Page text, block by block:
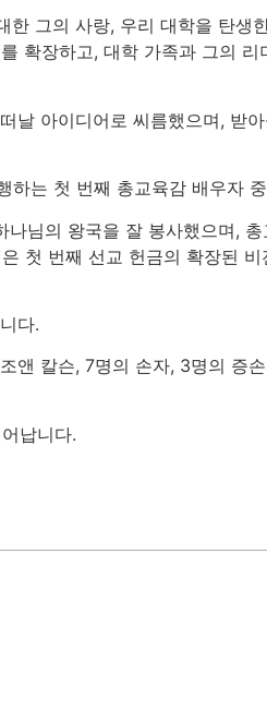
그의 사랑, 우리 대학을 탄생
확장하고, 대학 가족과 그의
날 아이디어로 씨름했으며, 받
하는 첫 번째 총교육감 배우자
님의 왕국을 잘 봉사했으며,
첫 번째 선교 헌금의 확장된
다.
앤 칼슨, 7명의 손자, 3명의 증
납니다.